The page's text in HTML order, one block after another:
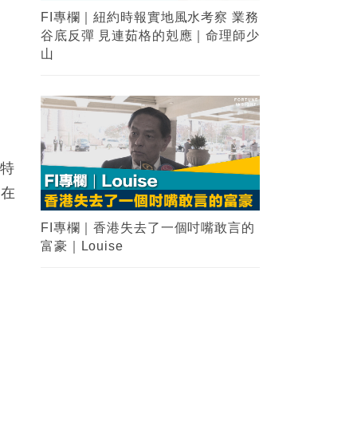
FI專欄｜紐約時報實地風水考察 業務
谷底反彈 見連茹格的剋應｜命理師少
山
FI專欄｜香港失去了一個吋嘴敢言的
富豪｜Louise